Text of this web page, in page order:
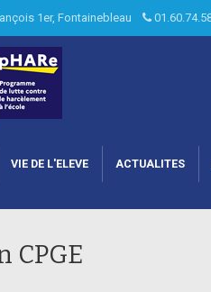
1er, Fontainebleau
VIE DE L'ELEVE ACTUALITES
CPGE